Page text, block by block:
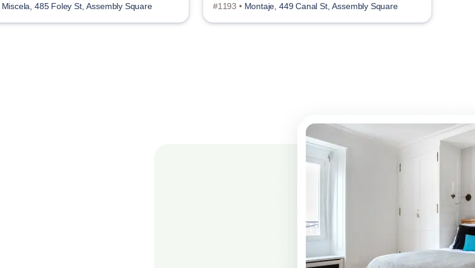
Miscela, 485 Foley St, Assembly Square
#1193 • Montaje, 449 Canal St, Assembly Square